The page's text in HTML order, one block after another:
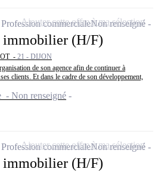
immobilier (H/F)
- 21 - DIJON
de son agence afin de continuer à
clients. Et dans le cadre de son développement,
- Non renseigné
Profession commercialeNon renseigné
Ajouter cette offre à ma sélection
immobilier (H/F)
Profession commercialeNon renseigné
Ajouter cette offre à ma sélection